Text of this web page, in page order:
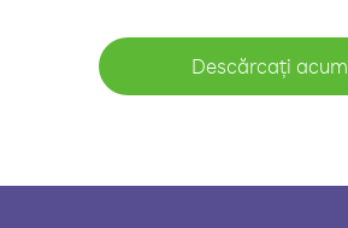
Descărcați acum